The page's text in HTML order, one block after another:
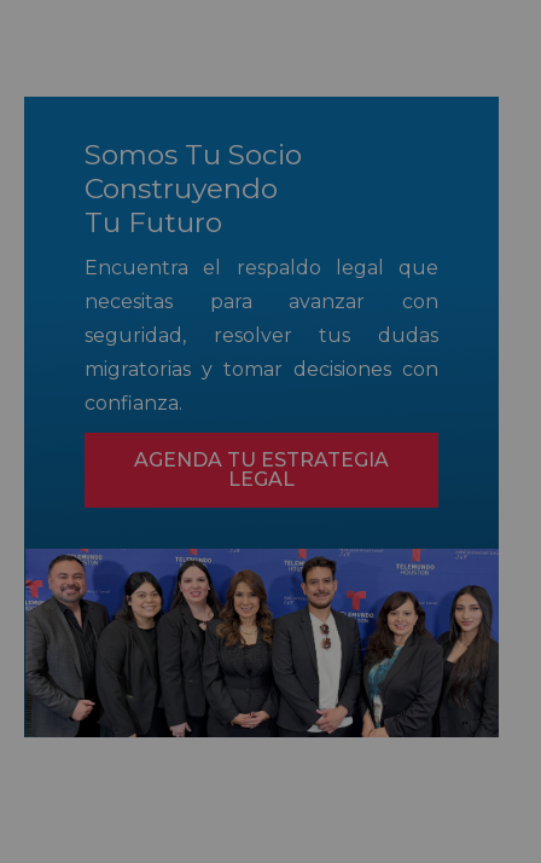
Somos Tu Socio
Construyendo
Tu Futuro
Encuentra el respaldo legal que
necesitas para avanzar con
seguridad, resolver tus dudas
migratorias y tomar decisiones con
confianza.
AGENDA TU ESTRATEGIA
LEGAL